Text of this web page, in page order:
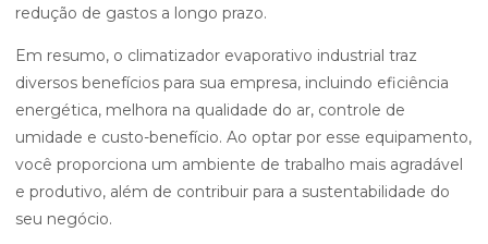
redução de gastos a longo prazo.
Em resumo, o climatizador evaporativo industrial traz
diversos benefícios para sua empresa, incluindo eficiência
energética, melhora na qualidade do ar, controle de
umidade e custo-benefício. Ao optar por esse equipamento,
você proporciona um ambiente de trabalho mais agradável
e produtivo, além de contribuir para a sustentabilidade do
seu negócio.